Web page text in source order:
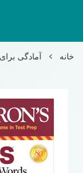
خانه آمادگی برای